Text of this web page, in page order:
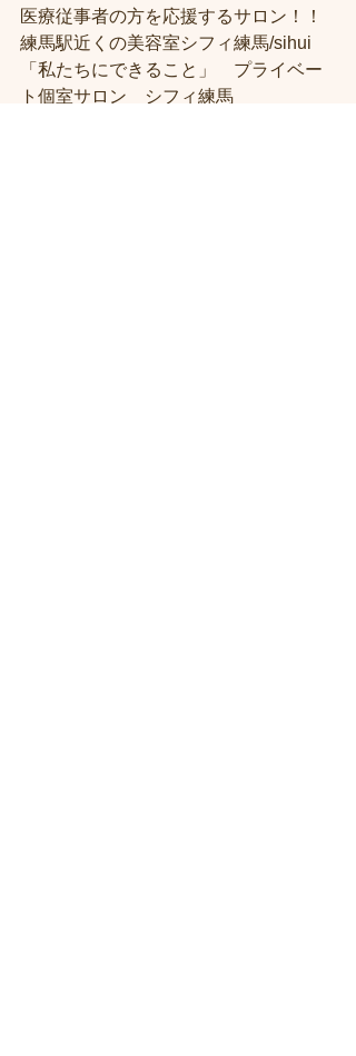
医療従事者の方を応援するサロン！！
練馬駅近くの美容室シフィ練馬/sihui
「私たちにできること」　プライベー
ト個室サロン　シフィ練馬